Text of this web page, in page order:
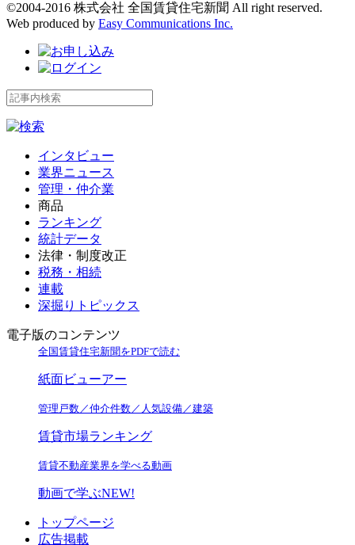
©2004-2016 株式会社 全国賃貸住宅新聞 All right reserved.
Web produced by Easy Communications Inc.
インタビュー
業界ニュース
管理・仲介業
商品
ランキング
統計データ
法律・制度改正
税務・相続
連載
深掘りトピックス
電子版のコンテンツ
全国賃貸住宅新聞をPDFで読む
紙面ビューアー
管理戸数／仲介件数／人気設備／建築
賃貸市場ランキング
賃貸不動産業界を学べる動画
動画で学ぶNEW!
トップページ
広告掲載